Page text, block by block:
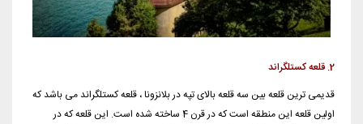
2. قلعه کستلگراند
قدیمی ترین قلعه بین سه قلعه بالای تپه در بلانزونا ، قلعه کستلگراند می باشد که
اولین قلعه این منطقه است که در قرن 4 ساخته ‏شده است. این قلعه که در